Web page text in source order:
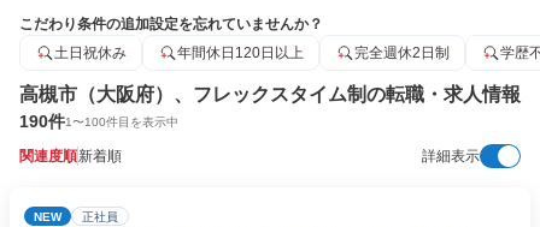
こだわり条件の追加設定を忘れていませんか？
土日祝休み
年間休日120日以上 完全週休2日制 学歴
高槻市（大阪府）、フレックスタイム制の転職・求人情報
190件1〜100件目を表示中
関連度順新着順 詳細表示
NEW 正社員